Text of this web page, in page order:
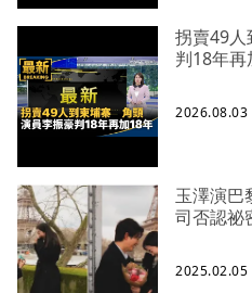
拐賣49
判18年
2026.08.03
玉澤演
司否認祕
2025.02.05